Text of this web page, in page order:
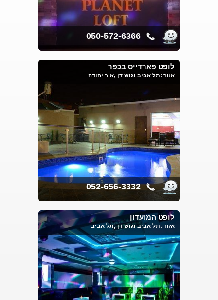
050-572-6366
052-656-3332
לופט פארדייס בכפר
אזור :תל אביב וגוש דן ,אור יהודה
לופט המועדון
אזור :תל אביב וגוש דן ,תל אביב